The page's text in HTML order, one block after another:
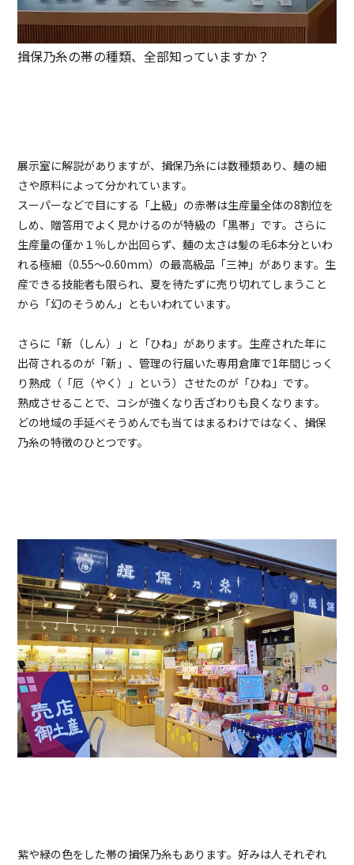
揖保乃糸の帯の種類、全部知っていますか？
展示室に解説がありますが、揖保乃糸には数種類あり、麺の細
さや原料によって分かれています。
スーパーなどで目にする「上級」の赤帯は生産量全体の8割位を
しめ、贈答用でよく見かけるのが特級の「黒帯」です。さらに
生産量の僅か１％しか出回らず、麺の太さは髪の毛6本分といわ
れる極細（0.55～0.60mm）の最高級品「三神」があります。生
産できる技能者も限られ、夏を待たずに売り切れてしまうこと
から「幻のそうめん」ともいわれています。
さらに「新（しん）」と「ひね」があります。生産された年に
出荷されるのが「新」、管理の行届いた専用倉庫で1年間じっく
り熟成（「厄（やく）」という）させたのが「ひね」です。
熟成させることで、コシが強くなり舌ざわりも良くなります。
どの地域の手延べそうめんでも当てはまるわけではなく、揖保
乃糸の特徴のひとつです。
紫や緑の色をした帯の揖保乃糸もあります。好みは人それぞれ